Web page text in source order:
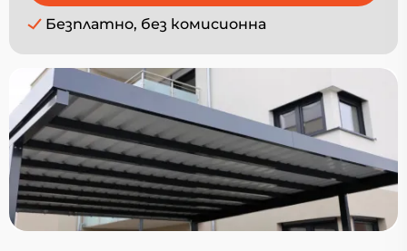
Безплатно, без комисионна